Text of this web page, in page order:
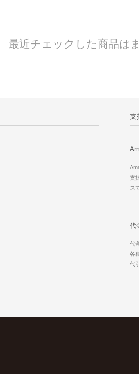
最近チェックした商品は
支
支
ス
代
代
各
代